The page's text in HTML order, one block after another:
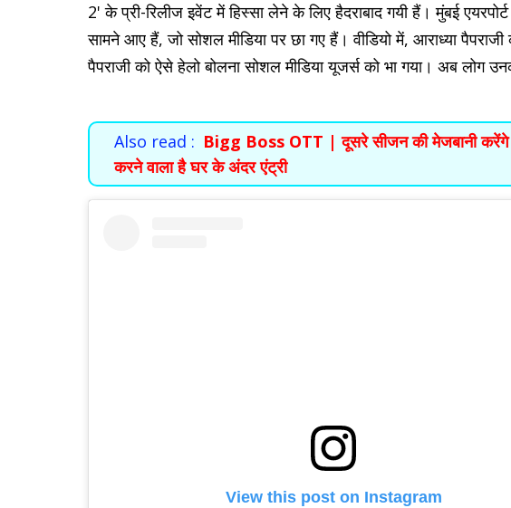
2' के प्री-रिलीज इवेंट में हिस्सा लेने के लिए हैदराबाद गयी हैं। मुंबई
सामने आए हैं, जो सोशल मीडिया पर छा गए हैं। वीडियो में, आराध्या
पैपराजी को ऐसे हेलो बोलना सोशल मीडिया यूजर्स को भा गया। अब लोग
Also read : Bigg Boss OTT | दूसरे सीजन की मेजबानी करेंगे
करने वाला है घर के अंदर एंट्री
View this post on Instagram